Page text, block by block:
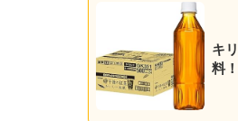
キ
料！